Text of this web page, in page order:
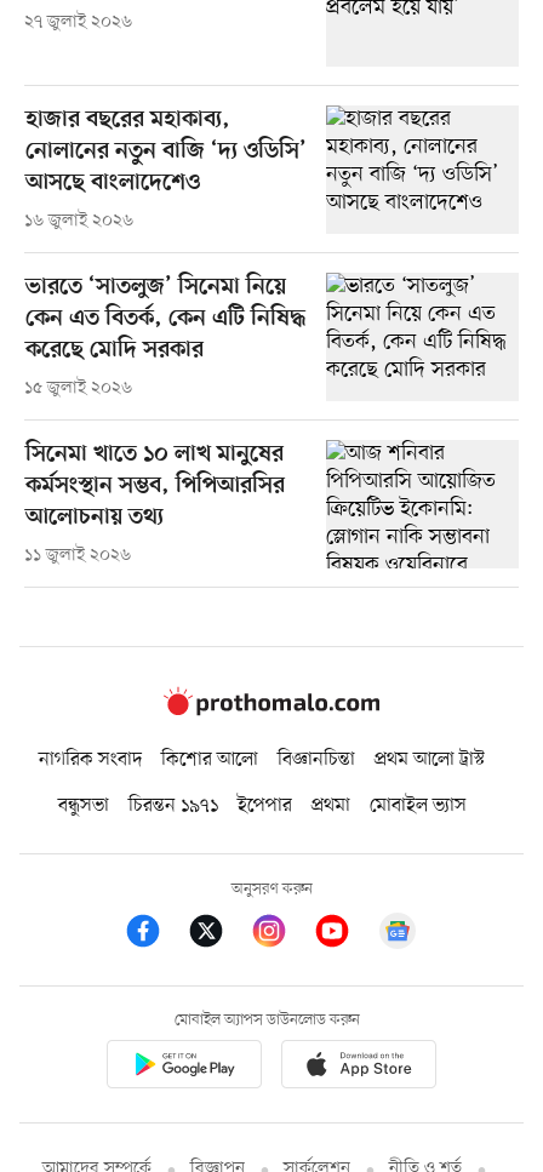
২৭ জুলাই ২০২৬
হাজার বছরের মহাকাব্য,
নোলানের নতুন বাজি ‘দ্য ওডিসি’
আসছে বাংলাদেশেও
১৬ জুলাই ২০২৬
ভারতে ‘সাতলুজ’ সিনেমা নিয়ে
কেন এত বিতর্ক, কেন এটি নিষিদ্ধ
করেছে মোদি সরকার
১৫ জুলাই ২০২৬
সিনেমা খাতে ১০ লাখ মানুষের
কর্মসংস্থান সম্ভব, পিপিআরসির
আলোচনায় তথ্য
১১ জুলাই ২০২৬
নাগরিক সংবাদ কিশোর আলো বিজ্ঞানচিন্তা
প্রথম আলো ট্রাস্ট
বন্ধুসভা
চিরন্তন ১৯৭১ ইপেপার প্রথমা মোবাইল ভ্যাস
অনুসরণ করুন
মোবাইল অ্যাপস ডাউনলোড করুন